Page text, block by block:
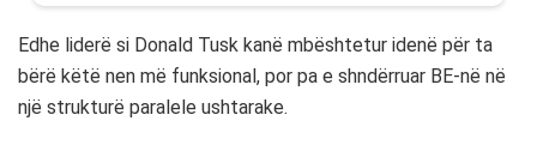
Edhe liderë si Donald Tusk kanë mbështetur idenë për ta
bërë këtë nen më funksional, por pa e shndërruar BE-në në
një strukturë paralele ushtarake.